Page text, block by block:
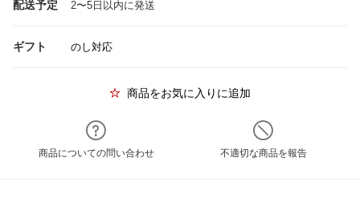
配送予定 2〜5日以内に発送
ギフト のし対応
商品をお気に入りに追加
商品についての問い合わせ 不適切な商品を報告